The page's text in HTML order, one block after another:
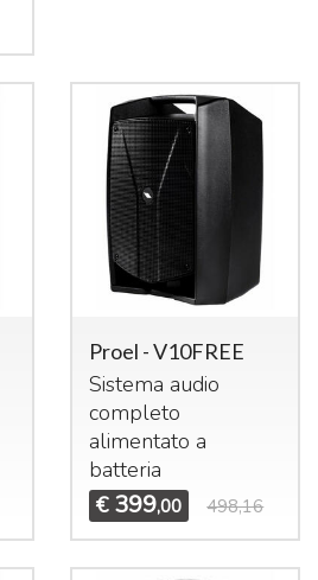
Proel - V10FREE
Sistema audio
completo
alimentato a
batteria
€ 399,00 498,16